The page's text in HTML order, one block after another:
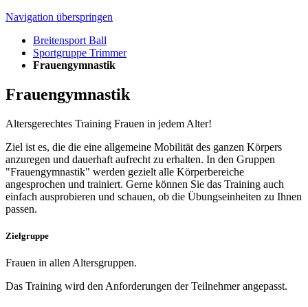
Navigation überspringen
Breitensport Ball
Sportgruppe Trimmer
Frauengymnastik
Frauengymnastik
Altersgerechtes Training Frauen in jedem Alter!
Ziel ist es, die die eine allgemeine Mobilität des ganzen Körpers
anzuregen und dauerhaft aufrecht zu erhalten. In den Gruppen
"Frauengymnastik" werden gezielt alle Körperbereiche
angesprochen und trainiert. Gerne können Sie das Training auch
einfach ausprobieren und schauen, ob die Übungseinheiten zu Ihnen
passen.
Zielgruppe
Frauen in allen Altersgruppen.
Das Training wird den Anforderungen der Teilnehmer angepasst.